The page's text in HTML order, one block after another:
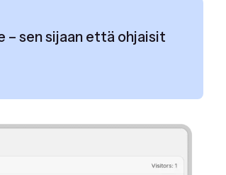
sen sijaan että ohjaisit